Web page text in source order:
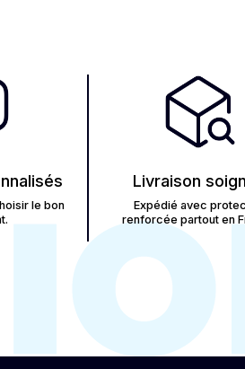
le bon
Livraison
Expédié avec
renforcée partout en